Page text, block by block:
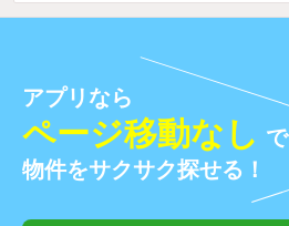
アプリなら
ページ移動なし で
物件をサクサク探せる！